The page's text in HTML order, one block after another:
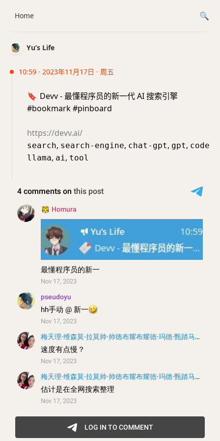
Yu’s Life
10:59 · 2023年11月17日 · 周五
🔖 Devv - 最懂程序员的新一代 AI 搜索引擎
#bookmark #pinboard
https://devv.ai/
search, search-engine, chat-gpt, gpt, code
llama, ai, tool
Home